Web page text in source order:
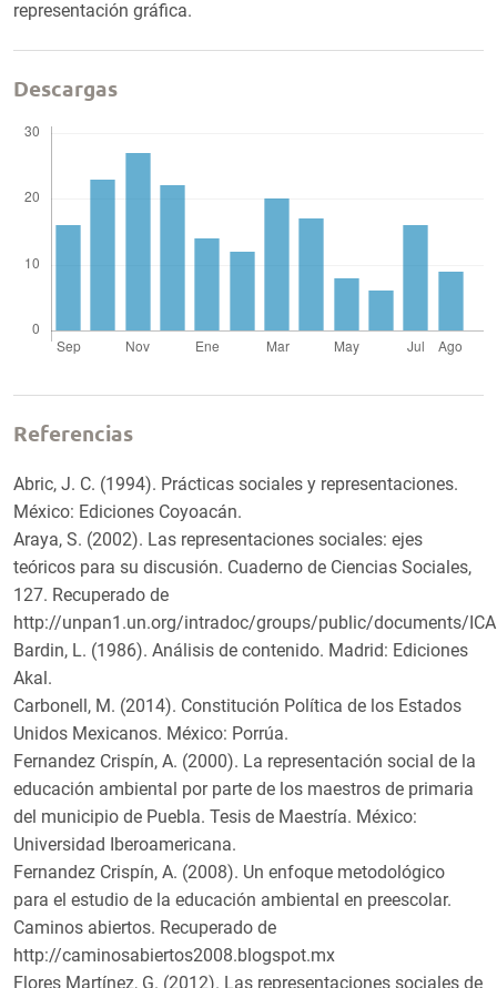
representación gráfica.
Descargas
Referencias
Abric, J. C. (1994). Prácticas sociales y representaciones.
México: Ediciones Coyoacán.
Araya, S. (2002). Las representaciones sociales: ejes
teóricos para su discusión. Cuaderno de Ciencias Sociales,
127. Recuperado de
http://unpan1.un.org/intradoc/groups/public/documents/
Bardin, L. (1986). Análisis de contenido. Madrid: Ediciones
Akal.
Carbonell, M. (2014). Constitución Política de los Estados
Unidos Mexicanos. México: Porrúa.
Fernandez Crispín, A. (2000). La representación social de la
educación ambiental por parte de los maestros de primaria
del municipio de Puebla. Tesis de Maestría. México:
Universidad Iberoamericana.
Fernandez Crispín, A. (2008). Un enfoque metodológico
para el estudio de la educación ambiental en preescolar.
Caminos abiertos. Recuperado de
http://caminosabiertos2008.blogspot.mx
Flores Martínez, G. (2012). Las representaciones sociales de